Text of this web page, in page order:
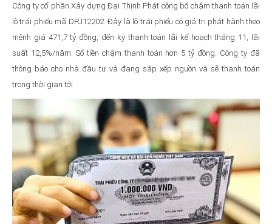
Công ty cổ phần Xây dựng Đại Thịnh Phát công bố chậm thanh toán lãi
lô trái phiếu mã DPJ12202. Đây là lô trái phiếu có giá trị phát hành theo
mệnh giá 471,7 tỷ đồng, đến kỳ thanh toán lãi kế hoạch tháng 11, lãi
suất 12,5%/năm. Số tiền chậm thanh toán hơn 5 tỷ đồng. Công ty đã
thông báo cho nhà đầu tư và đang sắp xếp nguồn và sẽ thanh toán
trong thời gian tới.